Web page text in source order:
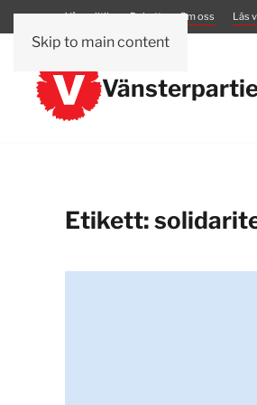
Skip to main content
Vår politik Debatt Om oss Läs
Etikett: